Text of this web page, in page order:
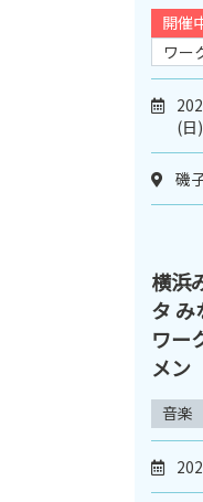
開催
ワー
(日)
磯
横浜
タ み
ワー
メン
音楽